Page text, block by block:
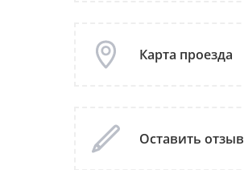
Карта проезда
Оставить отзыв